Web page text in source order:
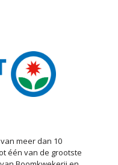
meer dan 10
één van de grootste